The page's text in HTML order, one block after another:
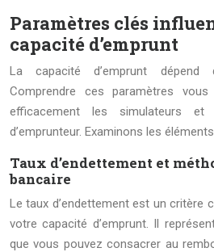
Paramètres clés
capacité d’emprunt
La capacité d’emprunt dépend
Comprendre ces paramètres vous
efficacement les simulateurs et
d’emprunteur. Examinons les
Taux d’endettement et
bancaire
Le taux d’endettement est un critère
votre capacité d’emprunt. Il
que vous pouvez consacrer au